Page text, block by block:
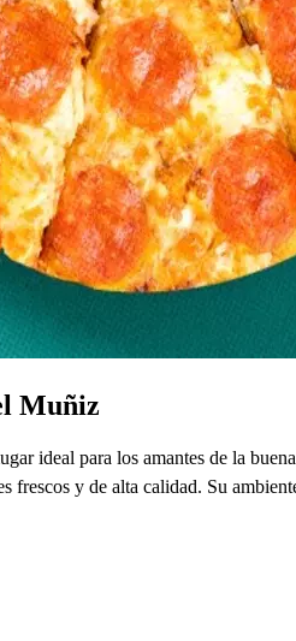
Muñiz
ideal para los amantes de la
frescos y de alta calidad. Su